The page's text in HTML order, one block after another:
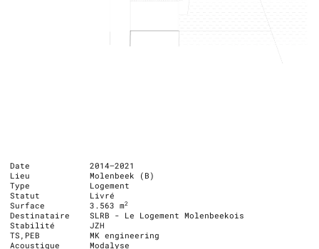
Date
2014–2021
Lieu
Molenbeek (B)
Type
Logement
Statut
Livré
Surface
3.563 m2
Destinataire
SLRB - Le Logement Molenbeekois
Stabilité
JZH
TS,PEB
MK engineering
Acoustique
Modalyse